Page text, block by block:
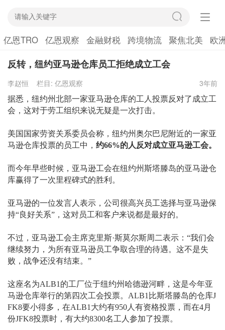
亿恩TRO 亿恩观察 金融财税 跨境物流 聚焦北美 欧
反转，纽约亚马逊仓库员工拒绝成立工会
李赵恒 栏目: 亿恩观察 3年前
据悉， 纽约州北部一家亚马逊仓库的工人投票反对了 成立工
会， 这对于劳工组织来说无疑是一次打击。
美国国家劳资关系委员会称 ， 纽约州奥尔巴尼附近的一家亚
马逊仓库投票的员工中， 约66%的人反对成立亚马逊工会。
而今年早些时候，亚马逊工会在纽约州斯塔滕岛的亚马逊仓
库赢得了一次里程碑式的胜利 。
亚马逊的一位发言人表示，公司很高兴员工选择与亚马逊保
持“良好关系”，这对员工和客户来说都是最好的。
不过， 亚马逊工会主席克里斯·斯莫尔斯周二表示：“我们会
继续努力 ，为所有亚马逊员工争取合理的待遇。这不是失
败 ，战争还没有结束。 ”
这座名为ALB1的工厂位于纽约州哈德逊河畔，这是今年亚
马逊仓库举行的第四次工会投票。 ALB1比斯塔滕岛的仓库J
FK8要小得多 ， 在ALB1 大约有950人有资格投票，而在4月
份JFK8投票时，有大约8300名工人参加了投票。